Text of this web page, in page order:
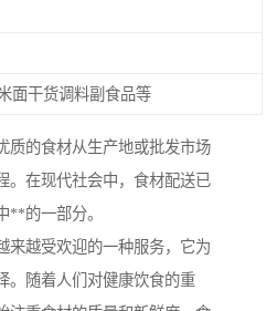
面干货调料副食品等
质的食材从生产地或批发市场
。在现代社会中，食材配送已
**的一部分。
来越受欢迎的一种服务，它为
。随着人们对健康饮食的重